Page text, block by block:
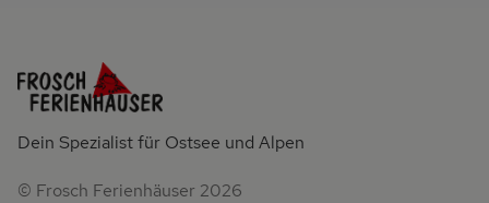
Dein Spezialist für Ostsee und Alpen
© Frosch Ferienhäuser 2026